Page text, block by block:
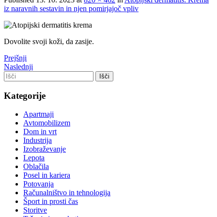
iz naravnih sestavin in njen pomirjajoč vpliv
Dovolite svoji koži, da zasije.
Prejšnji
Naslednji
Kategorije
Apartmaji
Avtomobilizem
Dom in vrt
Industrija
Izobraževanje
Lepota
Oblačila
Posel in kariera
Potovanja
Računalništvo in tehnologija
Šport in prosti čas
Storitve